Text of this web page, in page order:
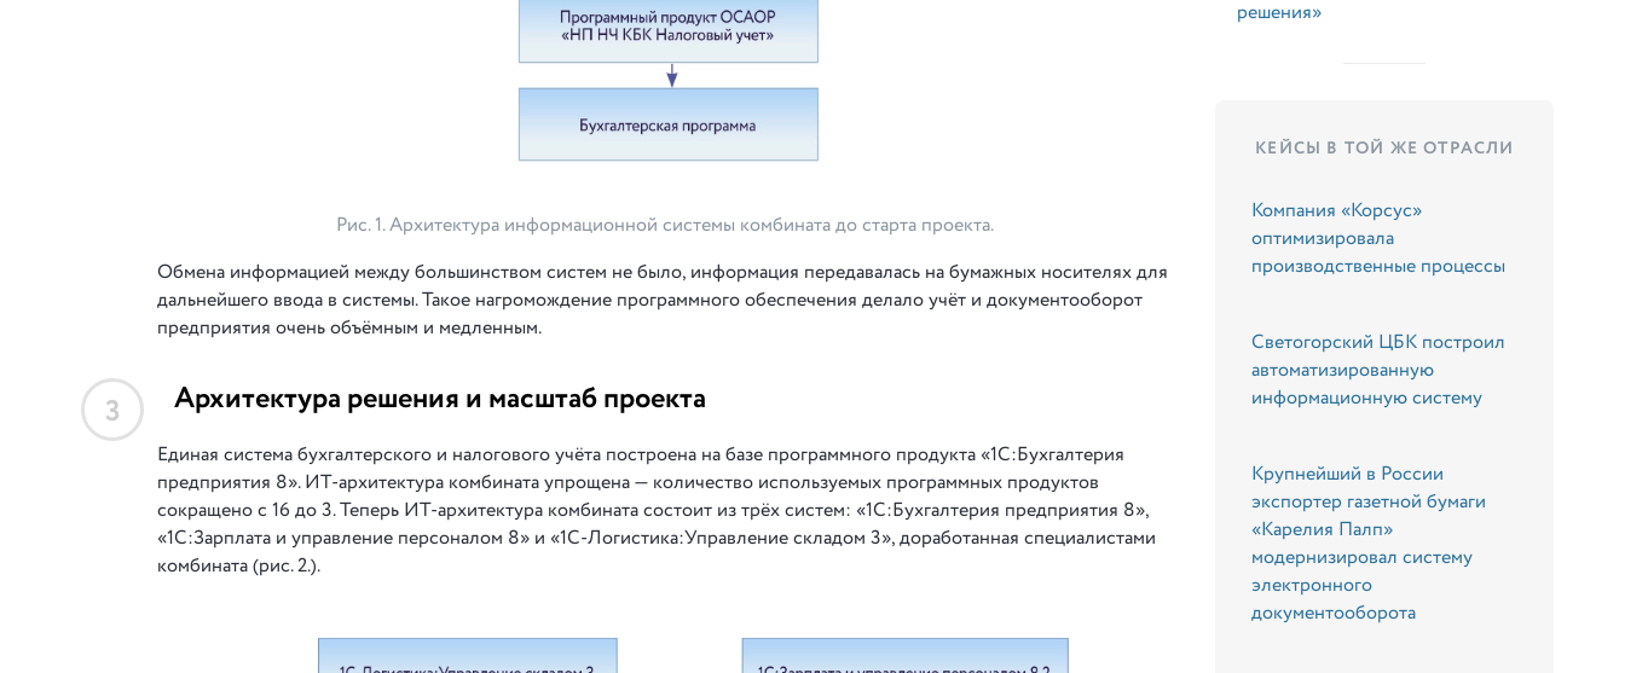
Рис. 1. Архитектура информационной системы комбината до старта проекта.
Обмена информацией между большинством систем не было, информация передавалась на бумажных носителях для
дальнейшего ввода в системы. Такое нагромождение программного обеспечения делало учёт и документооборот
предприятия очень объёмным и медленным.
3 Архитектура решения и масштаб проекта
Единая система бухгалтерского и налогового учёта построена на базе программного продукта «1С:Бухгалтерия
предприятия 8». ИТ-архитектура комбината упрощена — количество используемых программных продуктов
сокращено с 16 до 3. Теперь ИТ-архитектура комбината состоит из трёх систем: «1С:Бухгалтерия предприятия 8»,
«1С:Зарплата и управление персоналом 8» и «1С-Логистика:Управление складом 3», доработанная специалистами
комбината (рис. 2.).
решения»
КЕЙСЫ В ТОЙ ЖЕ ОТРАСЛИ
Компания «Корсус»
оптимизировала
производственные процессы
Светогорский ЦБК построил
автоматизированную
информационную систему
Крупнейший в России
экспортер газетной бумаги
«Карелия Палп»
модернизировал систему
электронного
документооборота